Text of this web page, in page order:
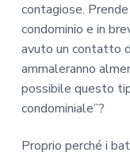
contagiose.
condominio e in
avuto un contatto
ammaleranno
possibile questo
condominiale”?
Proprio perché i